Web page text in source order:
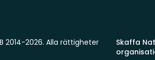
Skaffa
2014-2026. Alla rättigheter